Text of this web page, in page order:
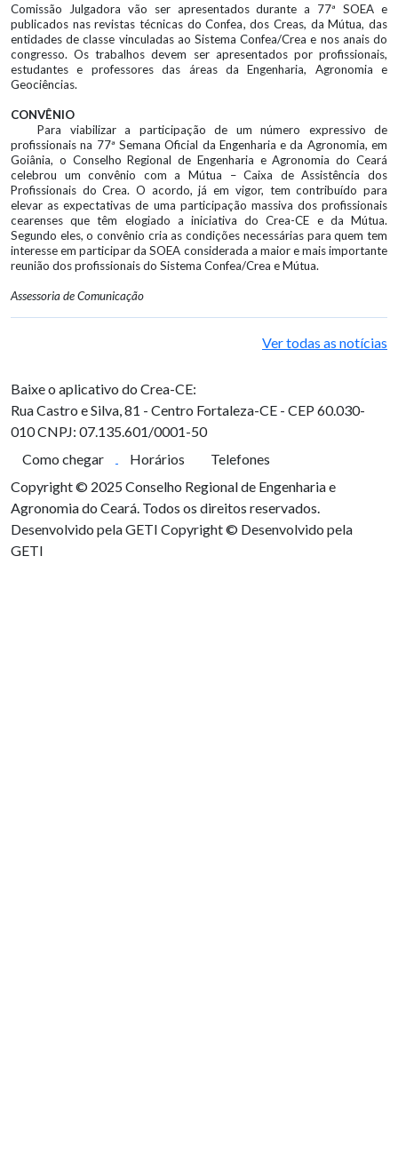
Comissão Julgadora vão ser apresentados durante a 77ª SOEA e
publicados nas revistas técnicas do Confea, dos Creas, da Mútua, das
entidades de classe vinculadas ao Sistema Confea/Crea e nos anais do
congresso. Os trabalhos devem ser apresentados por profissionais,
estudantes e professores das áreas da Engenharia, Agronomia e
Geociências.
CONVÊNIO
Para viabilizar a participação de um número expressivo de
profissionais na 77ª Semana Oficial da Engenharia e da Agronomia, em
Goiânia, o Conselho Regional de Engenharia e Agronomia do Ceará
celebrou um convênio com a Mútua – Caixa de Assistência dos
Profissionais do Crea. O acordo, já em vigor, tem contribuído para
elevar as expectativas de uma participação massiva dos profissionais
cearenses que têm elogiado a iniciativa do Crea-CE e da Mútua.
Segundo eles, o convênio cria as condições necessárias para quem tem
interesse em participar da SOEA considerada a maior e mais importante
reunião dos profissionais do Sistema Confea/Crea e Mútua.
Assessoria de Comunicação
Ver todas as notícias
Baixe o aplicativo do Crea-CE:
Rua Castro e Silva, 81 - Centro Fortaleza-CE - CEP 60.030-
010CNPJ: 07.135.601/0001-50
Como chegar
Horários
Telefones
Copyright © 2025 Conselho Regional de Engenharia e
Agronomia do Ceará. Todos os direitos reservados.
Desenvolvido pela GETI Copyright © Desenvolvido pela
GETI